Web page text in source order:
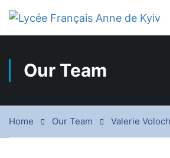
Our Team
Home Our Team Valerie